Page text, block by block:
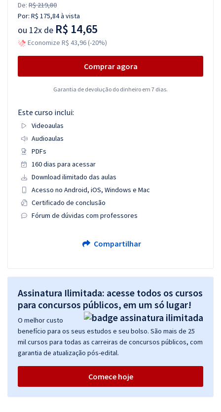
De: R$ 219,80
Por: R$ 175,84à vista
ou 12x de R$ 14,65
Economize R$ 43,96 (-20%)
Comprar agora
Garantia de devolução do dinheiro em 7 dias.
Este curso inclui:
Videoaulas
Audioaulas
PDFs
160 dias para acessar
Download ilimitado das aulas
Acesso no Android, iOS, Windows e Mac
Certificado de conclusão
Fórum de dúvidas com professores
Compartilhar
Assinatura Ilimitada: acesse todos os cursos
para concursos públicos, em um só lugar!
O melhor custo
benefício para os seus estudos e seu bolso. São mais de 25
mil cursos para todas as carreiras de concursos públicos, com
garantia de atualização pós-edital.
Comece hoje